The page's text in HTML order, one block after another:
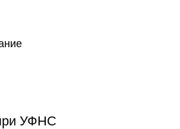
УФНС